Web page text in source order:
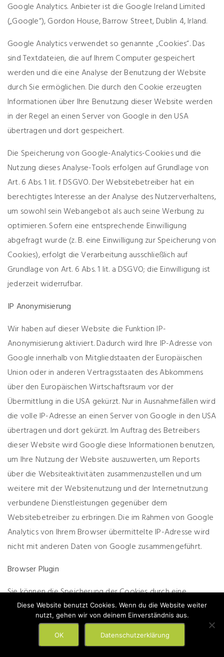
Google Analytics. Anbieter ist die Google Ireland Limited
(„Google“), Gordon House, Barrow Street, Dublin 4, Irland.
Google Analytics verwendet so genannte „Cookies“. Das
sind Textdateien, die auf Ihrem Computer gespeichert
werden und die eine Analyse der Benutzung der Website
durch Sie ermöglichen. Die durch den Cookie erzeugten
Informationen über Ihre Benutzung dieser Website werden
in der Regel an einen Server von Google in den USA
übertragen und dort gespeichert.
Die Speicherung von Google-Analytics-Cookies und die
Nutzung dieses Analyse-Tools erfolgen auf Grundlage von
Art. 6 Abs. 1 lit. f DSGVO. Der Websitebetreiber hat ein
berechtigtes Interesse an der Analyse des Nutzerverhaltens,
um sowohl sein Webangebot als auch seine Werbung zu
optimieren. Sofern eine entsprechende Einwilligung
abgefragt wurde (z. B. eine Einwilligung zur Speicherung von
Cookies), erfolgt die Verarbeitung ausschließlich auf
Grundlage von Art. 6 Abs. 1 lit. a DSGVO; die Einwilligung ist
jederzeit widerrufbar.
IP Anonymisierung
Wir haben auf dieser Website die Funktion IP-
Anonymisierung aktiviert. Dadurch wird Ihre IP-Adresse von
Google innerhalb von Mitgliedstaaten der Europäischen
Union oder in anderen Vertragsstaaten des Abkommens
über den Europäischen Wirtschaftsraum vor der
Übermittlung in die USA gekürzt. Nur in Ausnahmefällen wird
die volle IP-Adresse an einen Server von Google in den USA
übertragen und dort gekürzt. Im Auftrag des Betreibers
dieser Website wird Google diese Informationen benutzen,
um Ihre Nutzung der Website auszuwerten, um Reports
über die Websiteaktivitäten zusammenzustellen und um
weitere mit der Websitenutzung und der Internetnutzung
verbundene Dienstleistungen gegenüber dem
Websitebetreiber zu erbringen. Die im Rahmen von Google
Analytics von Ihrem Browser übermittelte IP-Adresse wird
nicht mit anderen Daten von Google zusammengeführt.
Browser Plugin
Sie können die Speicherung der Cookies durch eine
entsprechende Einstellung Ihrer Browser-Software
verhindern; wir weisen Sie jedoch darauf hin, dass Sie in
diesem Fall gegebenenfalls nicht sämtliche Funktionen
dieser Website vollumfänglich werden nutzen können. Sie
Diese Website benutzt Cookies. Wenn du die Website weiter
nutzt, gehen wir von deinem Einverständnis aus.
OK Datenschutzerklärung